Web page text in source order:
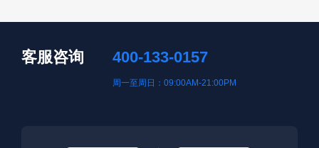
客服咨询 400-133-0157
周一至周日：09:00AM-21:00PM